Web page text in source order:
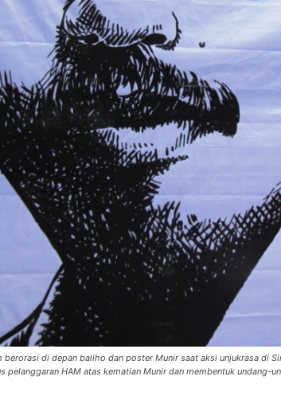
berorasi di depan baliho dan poster Munir saat aksi unjukrasa di
HAM atas kematian Munir dan membentuk undang-